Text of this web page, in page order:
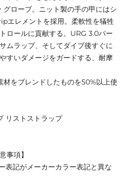
ローブ。ニット製の手の甲にはシ
レメントを採用。柔軟性を犠牲
ロールに貢献する。URG 3.0パー
ムラップ、そしてダイブ後すぐに
すいダメージをガードする、耐摩
材をブレンドしたものを50%以上使
リストストラップ
事項】
表記がメーカーカラー表記と異な